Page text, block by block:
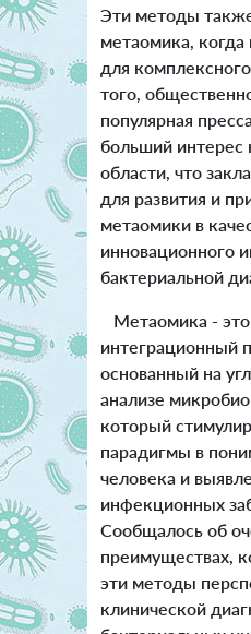
Эти методы
метаомика,
для
того,
популярная
больший интерес
области, что
для развития и
метаомики в
инновационного
бактериальной
Метаомика -
интеграционный
основанный на
анализе
который
парадигмы в
человека и
инфекционных
Сообщалось об
преимуществах,
эти методы
клинической